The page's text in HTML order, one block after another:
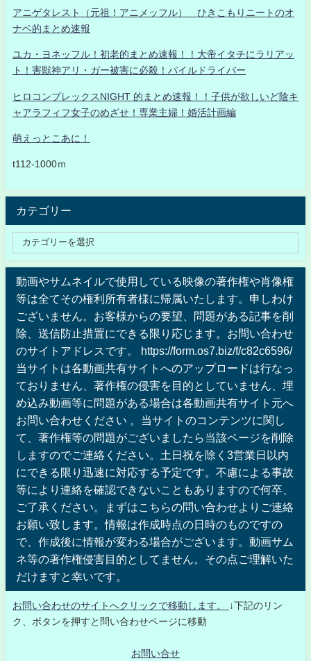
アニゲタレスト（元祖！アニメッフル） ひきこもりニートのオ
ナベ的まとめ速報
ユカ・ヨネッフル！初老的まとめ速報！！大帝イタチにラリアッ
ト！害獣神アリ・ガー被害に必殺！パイルドライバー
ヒロコンプレックスNIGHT 的まとめ速報！！子供が欲しいど陰キ
ャアラフィフ女子のめざせ！専業主婦！婚活計画編
萌えっとこあに！
t112-1000ｍ
カテゴリー
動画やサムネイルで使用している映像の著作権や肖像権
等は全てその権利所有者様に帰属いたします。申しわけ
ございません。お客様からの要望、問題がある記事を削
除、送信防止措置にできる限り応じます。お問い合わせ
のサイトアドレスです。 https://form.os7.biz/f/c82c6596/
当サイトは各動画共有サイトへのアップロードは行なっ
ておりません、著作権の侵害を目的としていません、埋
め込み動画等に問題がある場合は各動画共有サイト元へ
お問い合わせください 。当サイトのコンテンツに関し
て、著作権等の問題がございましたら当該ページを削除
しますのでご連絡ください。土日祝を除く3営業日以内
にできる限り迅速に対応する予定です。不慮による事故
等により連絡を確認できないこともありますので何卒、
ご了承ください。まずはこちらの問い合わせよりご連絡
お願い致します。情報は作成時点の日時のものですの
で、作成後に情報が変わる場合がございます。動画サム
ネ等の著作権侵害目的としてません。その点ご理解いた
だけますと幸いです。
お問い合わせのサイトへクリックで移動します。
↓下記のリン
ク、ボタンを押すと問い合わせページに移動
お問い合せ